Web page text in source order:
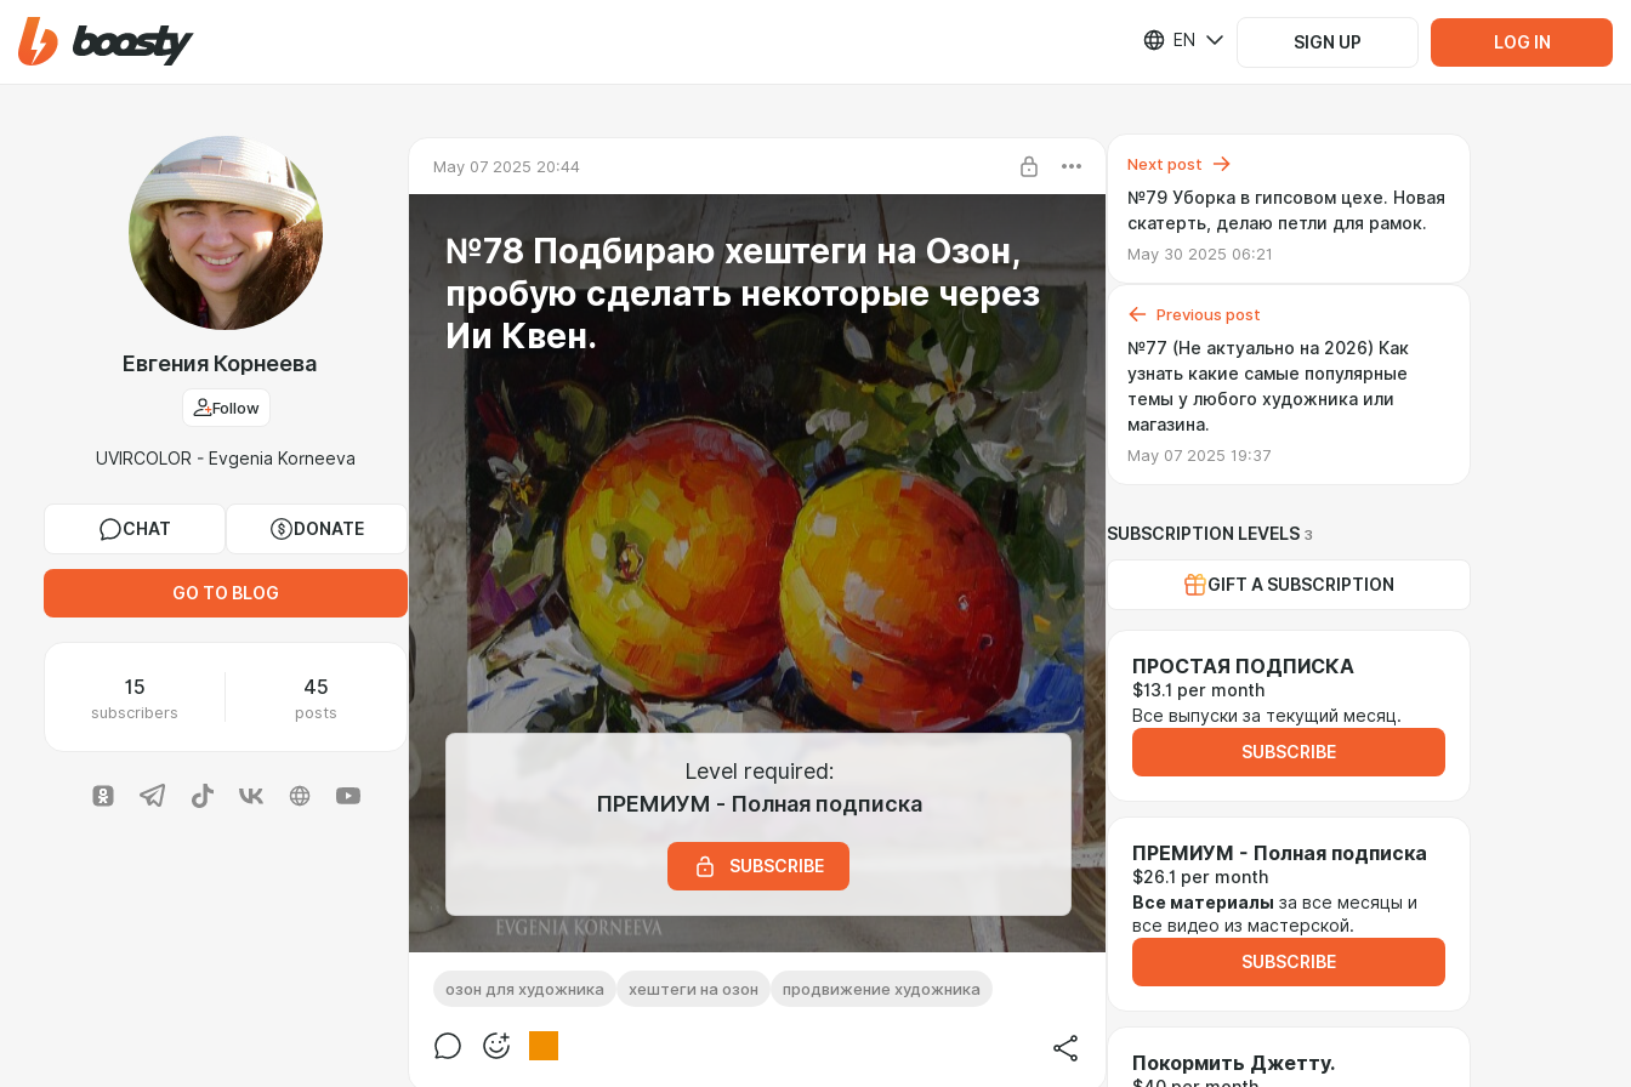
EN SIGN UP LOG IN
Евгения Корнеева
Follow
UVIRCOLOR - Evgenia Korneeva
CHAT DONATE
GO TO BLOG
15
subscribers
45
posts
May 07 2025 20:44
№78 Подбираю хештеги на Озон,
пробую сделать некоторые через
Ии Квен.
Level required:
ПРЕМИУМ - Полная подписка
SUBSCRIBE
озон для художника хештеги на озон продвижение художника
Next post
№79 Уборка в гипсовом цехе. Новая
скатерть, делаю петли для рамок.
May 30 2025 06:21
Previous post
№77 (Не актуально на 2026) Как
узнать какие самые популярные
темы у любого художника или
магазина.
May 07 2025 19:37
SUBSCRIPTION LEVELS 3
GIFT A SUBSCRIPTION
ПРОСТАЯ ПОДПИСКА
$13.1 per month
Все выпуски за текущий месяц.
SUBSCRIBE
ПРЕМИУМ - Полная подписка
$26.1 per month
Все материалы за все месяцы и
все видео из мастерской.
SUBSCRIBE
Покормить Джетту.